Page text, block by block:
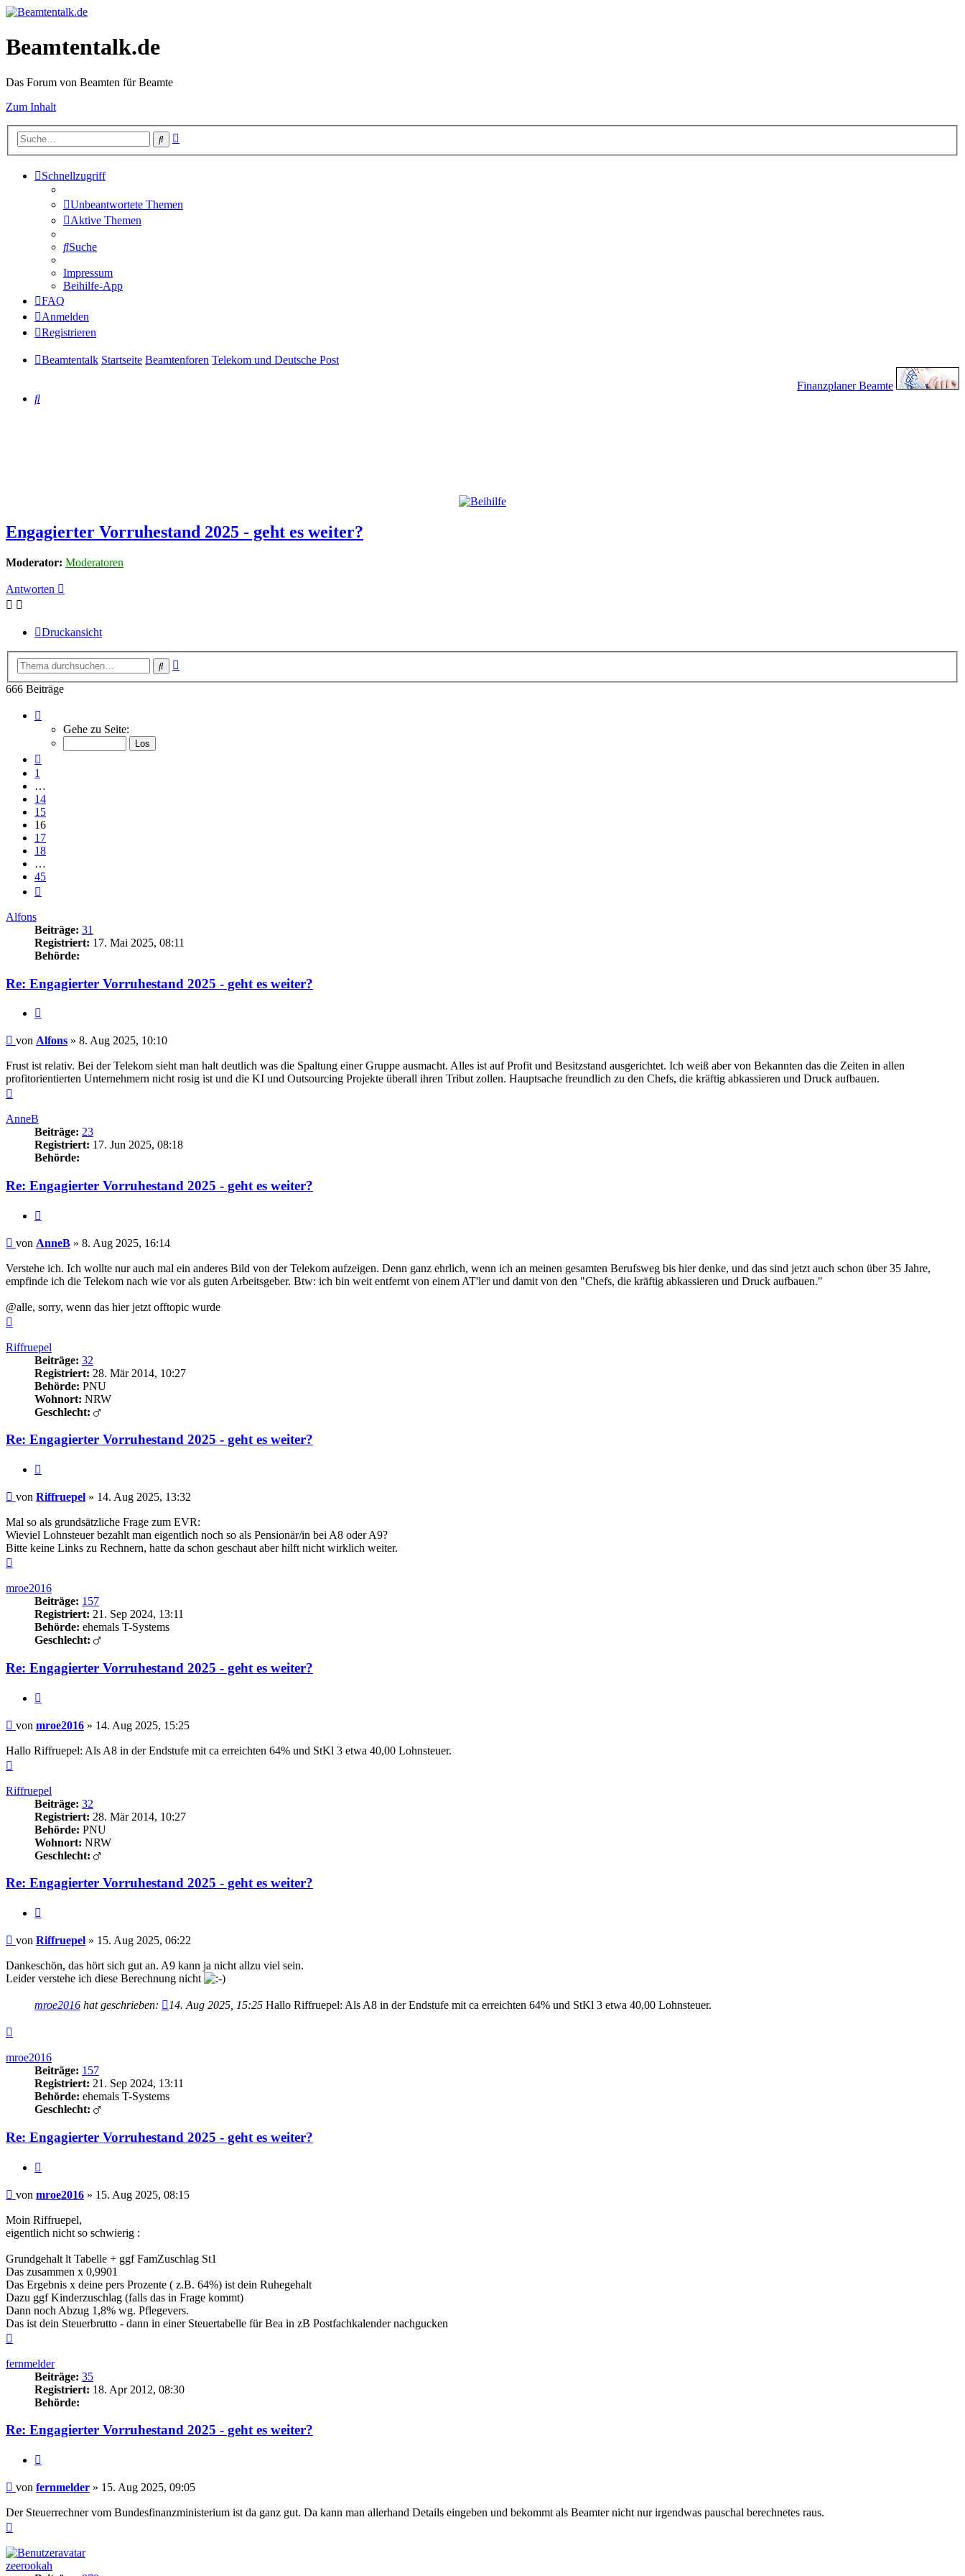
Beamtentalk.de
Das Forum von Beamten für Beamte
Zum Inhalt
Suche
Schnellzugriff
Unbeantwortete Themen
Aktive Themen
Suche
Impressum
Beihilfe-App
FAQ
Anmelden
Registrieren
Beamtentalk Startseite Beamtenforen Telekom und Deutsche Post
Finanzplaner Beamte
Suche
Engagierter Vorruhestand 2025 - geht es weiter?
Moderator: Moderatoren
Antworten
Druckansicht
Suche
666 Beiträge
16
von
Gehe zu Seite:
1
…
14
15
16
17
18
…
45
Alfons
Beiträge: 31
Registriert: 17. Mai 2025, 08:11
Behörde:
Re: Engagierter Vorruhestand 2025 - geht es weiter?
Beitrag
von Alfons » 8. Aug 2025, 10:10
Frust ist relativ. Bei der Telekom sieht man halt deutlich was die Spaltung einer Gruppe ausmacht. Alles ist auf Profit und Besitzstand ausgerichtet. Ich weiß aber von Bekannten das die Zeiten in allen
profitorientierten Unternehmern nicht rosig ist und die KI und Outsourcing Projekte überall ihren Tribut zollen. Hauptsache freundlich zu den Chefs, die kräftig abkassieren und Druck aufbauen.
AnneB
Beiträge: 23
Registriert: 17. Jun 2025, 08:18
Behörde:
Re: Engagierter Vorruhestand 2025 - geht es weiter?
Beitrag
von AnneB » 8. Aug 2025, 16:14
Verstehe ich. Ich wollte nur auch mal ein anderes Bild von der Telekom aufzeigen. Denn ganz ehrlich, wenn ich an meinen gesamten Berufsweg bis hier denke, und das sind jetzt auch schon über 35 Jahre,
empfinde ich die Telekom nach wie vor als guten Arbeitsgeber. Btw: ich bin weit entfernt von einem AT'ler und damit von den "Chefs, die kräftig abkassieren und Druck aufbauen."
@alle, sorry, wenn das hier jetzt offtopic wurde
Riffruepel
Beiträge: 32
Registriert: 28. Mär 2014, 10:27
Behörde: PNU
Wohnort: NRW
Geschlecht:
Re: Engagierter Vorruhestand 2025 - geht es weiter?
Beitrag
von Riffruepel » 14. Aug 2025, 13:32
Mal so als grundsätzliche Frage zum EVR:
Wieviel Lohnsteuer bezahlt man eigentlich noch so als Pensionär/in bei A8 oder A9?
Bitte keine Links zu Rechnern, hatte da schon geschaut aber hilft nicht wirklich weiter.
mroe2016
Beiträge: 157
Registriert: 21. Sep 2024, 13:11
Behörde: ehemals T-Systems
Geschlecht:
Re: Engagierter Vorruhestand 2025 - geht es weiter?
Beitrag
von mroe2016 » 14. Aug 2025, 15:25
Hallo Riffruepel: Als A8 in der Endstufe mit ca erreichten 64% und StKl 3 etwa 40,00 Lohnsteuer.
Riffruepel
Beiträge: 32
Registriert: 28. Mär 2014, 10:27
Behörde: PNU
Wohnort: NRW
Geschlecht:
Re: Engagierter Vorruhestand 2025 - geht es weiter?
Beitrag
von Riffruepel » 15. Aug 2025, 06:22
Dankeschön, das hört sich gut an. A9 kann ja nicht allzu viel sein.
Leider verstehe ich diese Berechnung nicht
mroe2016 hat geschrieben: 14. Aug 2025, 15:25 Hallo Riffruepel: Als A8 in der Endstufe mit ca erreichten 64% und StKl 3 etwa 40,00 Lohnsteuer.
mroe2016
Beiträge: 157
Registriert: 21. Sep 2024, 13:11
Behörde: ehemals T-Systems
Geschlecht:
Re: Engagierter Vorruhestand 2025 - geht es weiter?
Beitrag
von mroe2016 » 15. Aug 2025, 08:15
Moin Riffruepel,
eigentlich nicht so schwierig :
Grundgehalt lt Tabelle + ggf FamZuschlag St1
Das zusammen x 0,9901
Das Ergebnis x deine pers Prozente ( z.B. 64%) ist dein Ruhegehalt
Dazu ggf Kinderzuschlag (falls das in Frage kommt)
Dann noch Abzug 1,8% wg. Pflegevers.
Das ist dein Steuerbrutto - dann in einer Steuertabelle für Bea in zB Postfachkalender nachgucken
fernmelder
Beiträge: 35
Registriert: 18. Apr 2012, 08:30
Behörde:
Re: Engagierter Vorruhestand 2025 - geht es weiter?
Beitrag
von fernmelder » 15. Aug 2025, 09:05
Der Steuerrechner vom Bundesfinanzministerium ist da ganz gut. Da kann man allerhand Details eingeben und bekommt als Beamter nicht nur irgendwas pauschal berechnetes raus.
zeerookah